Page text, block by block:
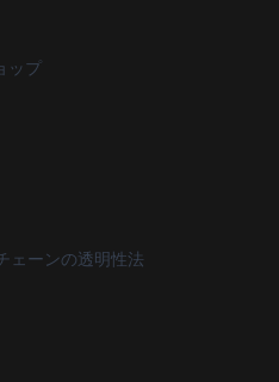
ップ
ェーンの透明性法